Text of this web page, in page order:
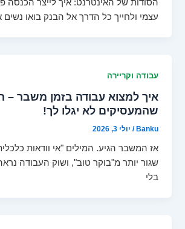
הסודות של האינטרנט: איך לייצר הכנסה
עצמי ולחייך כל הדרך אל הבנק בואו
עבודה וקריירה
איך למצוא עבודה בזמן משבר –
שהמעסיקים לא יגלו לך!
Banku
/ יולי 3, 2026
אז המשבר הגיע. המילים "אי וודאות
שגור יותר מ"בוקר טוב", ושוק העבודה
בלי